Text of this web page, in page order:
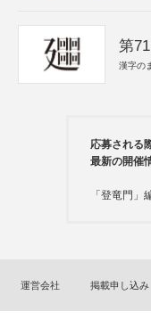
第
漢字の
応募される
最新の開催
「登竜門」
運営会社 掲載申し込み